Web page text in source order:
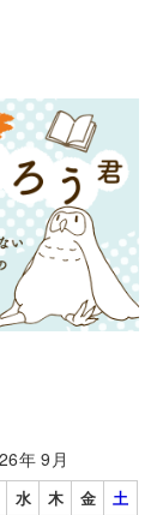
年 9月
水 木 金 土